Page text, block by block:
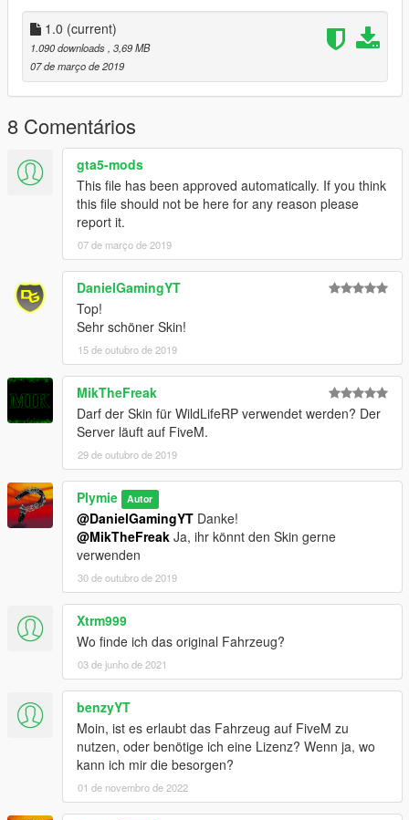
Traffic Cone: Rockstar Games
Brush: Rockstar Games
Fire Extinguisher: Rockstar Games
Skin: Plymie
Window Textures: Plymie
Handling Line: Chris Viper
1.0 (current)
1.090 downloads, 3,69 MB
07 de março de 2019
8 Comentários
gta5-mods
This file has been approved automatically. If you think
this file should not be here for any reason please
report it.
07 de março de 2019
DanielGamingYT
Top!
Sehr schöner Skin!
15 de outubro de 2019
MikTheFreak
Darf der Skin für WildLifeRP verwendet werden? Der
Server läuft auf FiveM.
29 de outubro de 2019
Plymie Autor
@DanielGamingYT Danke!
@MikTheFreak Ja, ihr könnt den Skin gerne
verwenden
30 de outubro de 2019
Xtrm999
Wo finde ich das original Fahrzeug?
03 de junho de 2021
benzyYT
Moin, ist es erlaubt das Fahrzeug auf FiveM zu
nutzen, oder benötige ich eine Lizenz? Wenn ja, wo
kann ich mir die besorgen?
01 de novembro de 2022